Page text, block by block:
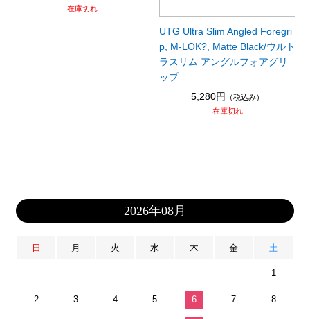
在庫切れ
UTG Ultra Slim Angled Foregri
p, M-LOK?, Matte Black/ウルト
ラスリム アングルフォアグリ
ップ
5,280円
（税込み）
在庫切れ
2026年08月
日 月 火 水 木 金 土
1
2 3 4 5 6 7 8